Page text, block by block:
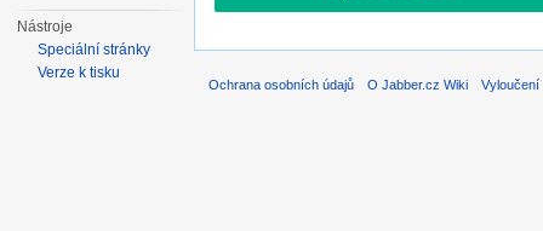
Nástroje
Speciální stránky
Verze k tisku
Ochrana osobních údajů O Jabber.cz Wiki Vyloučení